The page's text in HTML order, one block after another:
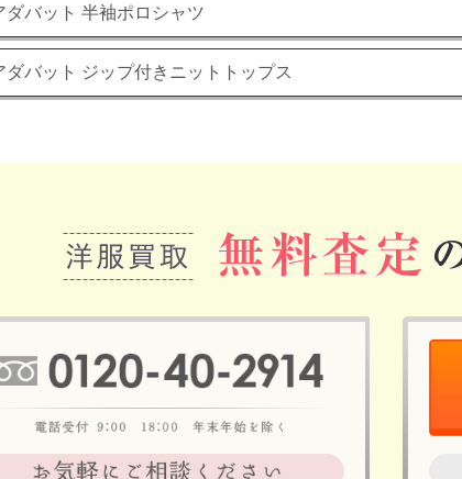
ダバット 半袖ポロシャツ
ダバット ジップ付きニットトップス